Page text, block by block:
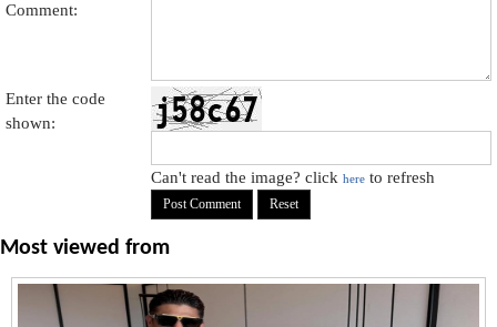
Comment:
Enter the code
shown:
Can't read the image? clickhere to refresh
Most viewed from